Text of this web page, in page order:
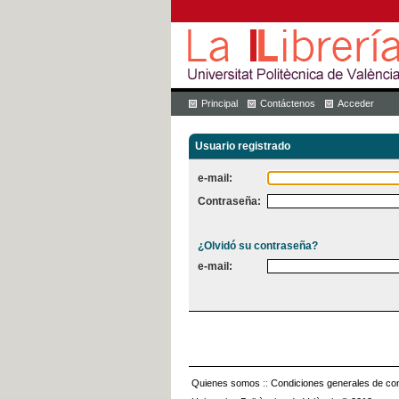
Principal Contáctenos Acceder
Usuario registrado
e-mail:
Contraseña:
¿Olvidó su contraseña?
e-mail:
Quienes somos :: Condiciones generales de